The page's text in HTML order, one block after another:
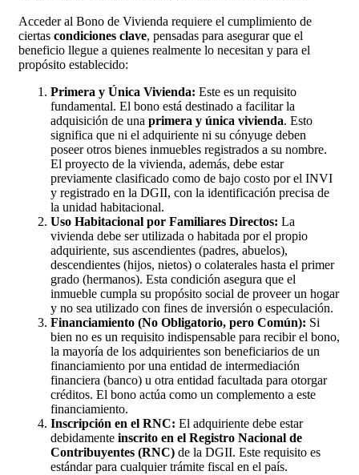
Acceder al Bono de Vivienda requiere el cumplimiento de
ciertas condiciones clave, pensadas para asegurar que el
beneficio llegue a quienes realmente lo necesitan y para el
propósito establecido:
Primera y Única Vivienda: Este es un requisito
fundamental. El bono está destinado a facilitar la
adquisición de una primera y única vivienda. Esto
significa que ni el adquiriente ni su cónyuge deben
poseer otros bienes inmuebles registrados a su nombre.
El proyecto de la vivienda, además, debe estar
previamente clasificado como de bajo costo por el INVI
y registrado en la DGII, con la identificación precisa de
la unidad habitacional.
Uso Habitacional por Familiares Directos: La
vivienda debe ser utilizada o habitada por el propio
adquiriente, sus ascendientes (padres, abuelos),
descendientes (hijos, nietos) o colaterales hasta el primer
grado (hermanos). Esta condición asegura que el
inmueble cumpla su propósito social de proveer un hogar
y no sea utilizado con fines de inversión o especulación.
Financiamiento (No Obligatorio, pero Común): Si
bien no es un requisito indispensable para recibir el bono,
la mayoría de los adquirientes son beneficiarios de un
financiamiento por una entidad de intermediación
financiera (banco) u otra entidad facultada para otorgar
créditos. El bono actúa como un complemento a este
financiamiento.
Inscripción en el RNC: El adquiriente debe estar
debidamente inscrito en el Registro Nacional de
Contribuyentes (RNC) de la DGII. Este requisito es
estándar para cualquier trámite fiscal en el país.